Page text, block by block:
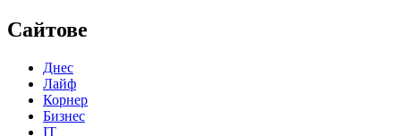
Сайтове
Днес
Лайф
Корнер
Бизнес
IT